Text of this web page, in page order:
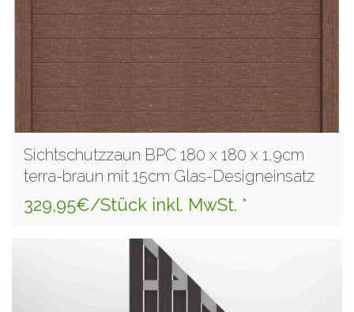
Sichtschutzzaun BPC 180 x 180 x 1,9cm
terra-braun mit 15cm Glas-Designeinsatz
329,95€/Stück inkl. MwSt. *